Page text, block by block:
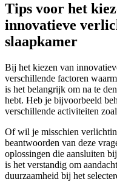
Tips voor het
innovatieve
slaapkamer
Bij het kiezen van
verschillende factoren
is het belangrijk om na te
hebt. Heb je bijvoorbeeld
verschillende activiteiten
Of wil je misschien
beantwoorden van deze
oplossingen die aansluiten
is het verstandig om
duurzaamheid bij het